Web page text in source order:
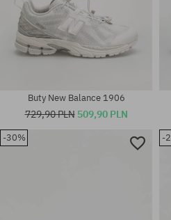
Buty New Balance 1906
729,90 PLN 509,90 PLN
-30% -